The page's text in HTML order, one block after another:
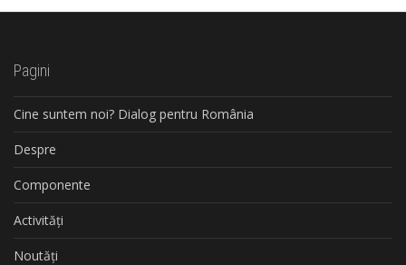
Pagini
Cine suntem noi? Dialog pentru România
Despre
Componente
Activități
Noutăți